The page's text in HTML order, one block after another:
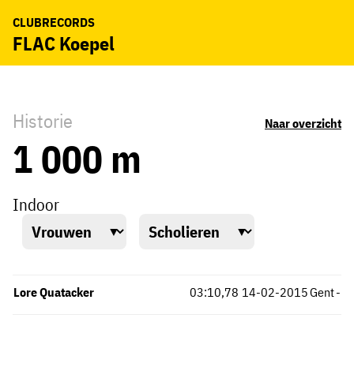
CLUBRECORDS
FLAC Koepel
Historie Naar overzicht
1 000 m
Indoor
Lore Quatacker Gent
03:10,78 -
14-02-2015